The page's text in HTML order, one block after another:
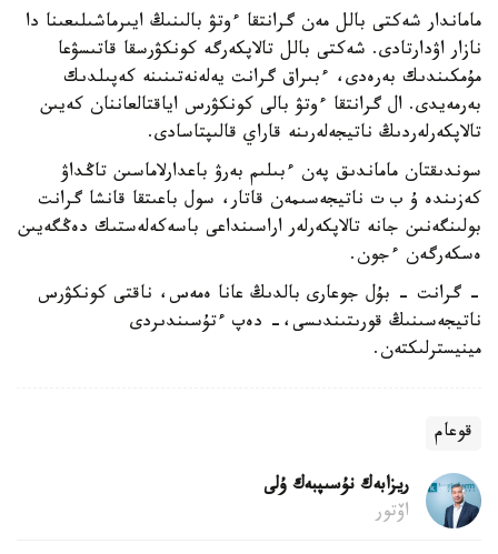
ماماندار شەكتى بالل مەن گرانتقا ءوتۋ بالىنىڭ ايىرماشىلىعىنا دا
نازار اۋدارتادى. شەكتى بالل تالاپكەرگە كونكۋرسقا قاتىسۋعا
مۇمكىندىك بەرەدى، ءبىراق گرانت يەلەنەتىنىنە كەپىلدىك
بەرمەيدى. ال گرانتقا ءوتۋ بالى كونكۋرس اياقتالعاننان كەيىن
تالاپكەرلەردىڭ ناتيجەلەرىنە قاراي قالىپتاسادى.
سوندىقتان ماماندىق پەن ءبىلىم بەرۋ باعدارلاماسىن تاڭداۋ
كەزىندە ۇ ب ت ناتيجەسىمەن قاتار، سول باعىتقا قانشا گرانت
بولىنگەنىن جانە تالاپكەرلەر اراسىنداعى باسەكەلەستىك دەڭگەيىن
ەسكەرگەن ءجون.
- گرانت - بۇل جوعارى بالدىڭ عانا ەمەس، ناقتى كونكۋرس
ناتيجەسىنىڭ قورىتىندىسى،- دەپ ءتۇسىندىردى
مينيسترلىكتەن.
قوعام
ريزابەك نۇسىپبەك ۇلى
اۆتور